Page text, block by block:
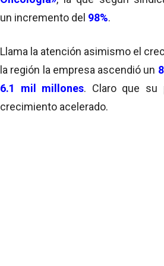
un incremento del 98%.
Llama la atención asimismo el
la región la empresa ascendió un
6.1 mil millones. Claro que su
crecimiento acelerado.